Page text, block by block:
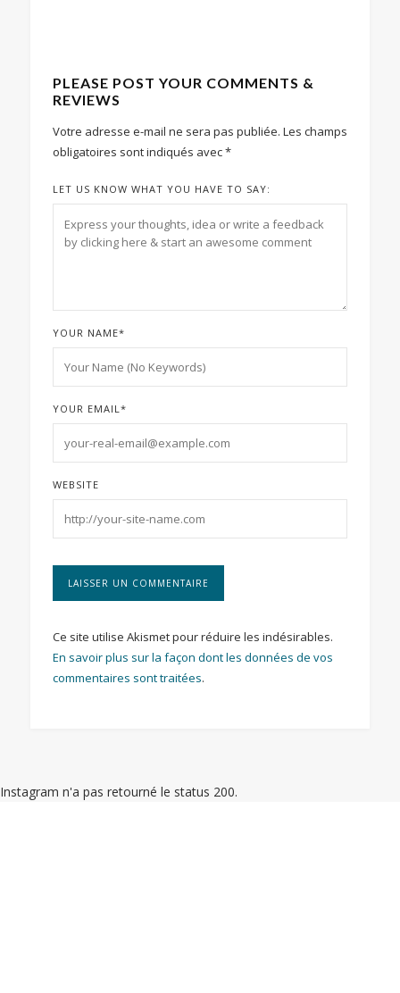
PLEASE POST YOUR COMMENTS &
REVIEWS
Votre adresse e-mail ne sera pas publiée. Les champs
obligatoires sont indiqués avec*
LET US KNOW WHAT YOU HAVE TO SAY:
YOUR NAME*
YOUR EMAIL*
WEBSITE
Ce site utilise Akismet pour réduire les indésirables.
En savoir plus sur la façon dont les données de vos
commentaires sont traitées.
Instagram n'a pas retourné le status 200.